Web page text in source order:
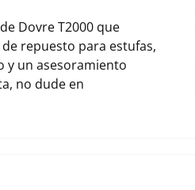
Dovre T2000 que
repuesto para estufas,
y un asesoramiento
no dude en